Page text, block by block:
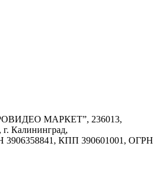
МАРКЕТ”, 236013,
г. Калининград,
3906358841, КПП 390601001, ОГРН